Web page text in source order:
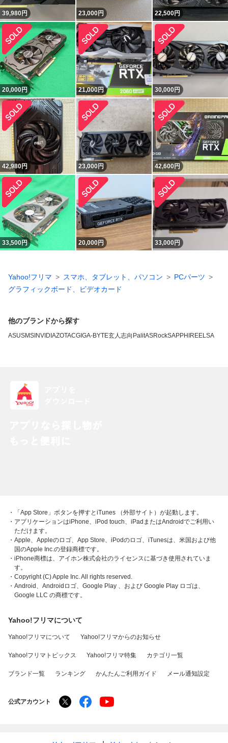
39,980円 23,000円 22,500円
20,000円 21,000円 30,000円
42,980円 23,000円 42,600円
33,500円 20,000円 33,000円
Yahoo!フリマ スマホ、タブレット、パソコン
PCパーツ
グラフィックボード、ビデオカード
他のブランドから探す
ASUSMSI NVIDIAZOTACGIGA-BYTE玄人志向 PalitASRockSAPPHIREELSA
・「App Store」ボタンを押すとiTunes （外部サイト）が起動します。
・アプリケーションはiPhone、iPod touch、iPadまたはAndroidでご利用い
ただけます。
・Apple、Appleのロゴ、App Store、iPodのロゴ、iTunesは、米国および他
国のApple Inc.の登録商標です。
・iPhone商標は、アイホン株式会社のライセンスに基づき使用されていま
す。
・Copyright (C) Apple Inc. All rights reserved.
・Android、Androidロゴ、Google Play 、および Google Play ロゴは、
Google LLC の商標です。
Yahoo!フリマについて
Yahoo!フリマについて Yahoo!フリマからのお知らせ
Yahoo!フリマトピックス Yahoo!フリマ特集 カテゴリ一覧
ブランド一覧 ランキング かんたんご利用ガイド メール通知設定
公式アカウント